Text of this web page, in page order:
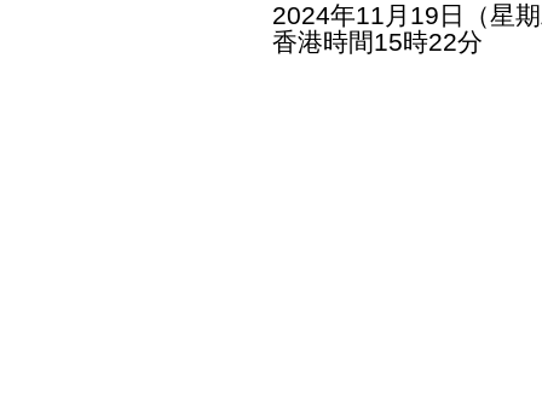
2024年11月19日（星
香港時間15時22分